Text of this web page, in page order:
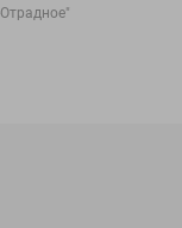
Яйца перепелиные